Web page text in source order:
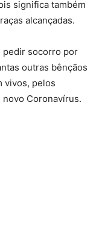
significa também
alcançadas.
pedir socorro por
outras bênçãos
vivos, pelos
Coronavírus.